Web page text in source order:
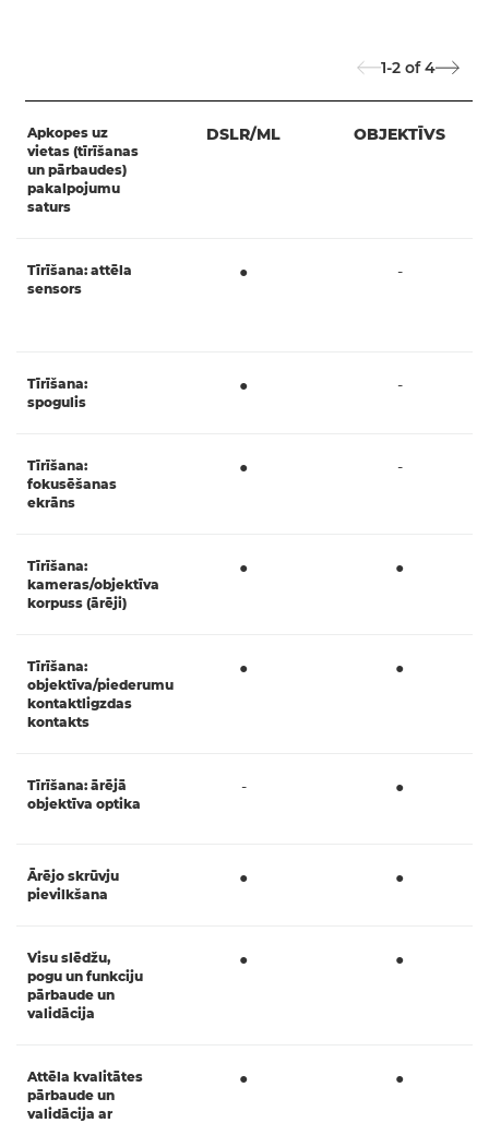
1-2 of 4
Apkopes uz
vietas (tīrīšanas
un pārbaudes)
pakalpojumu
saturs
DSLR/ML OBJEKTĪVS
Tīrīšana: attēla
sensors
● -
Tīrīšana:
spogulis
● -
Tīrīšana:
fokusēšanas
ekrāns
● -
Tīrīšana:
kameras/objektīva
korpuss (ārēji)
● ●
Tīrīšana:
objektīva/piederumu
kontaktligzdas
kontakts
● ●
Tīrīšana: ārējā
objektīva optika
- ●
Ārējo skrūvju
pievilkšana
● ●
Visu slēdžu,
pogu un funkciju
pārbaude un
validācija
● ●
Attēla kvalitātes
pārbaude un
validācija ar
● ●